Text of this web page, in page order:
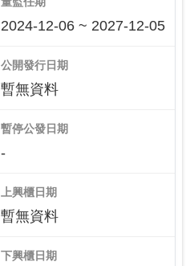
2024-12-06 ~ 2027-12-05
公開發行日期
暫無資料
暫停公發日期
-
上興櫃日期
暫無資料
下興櫃日期